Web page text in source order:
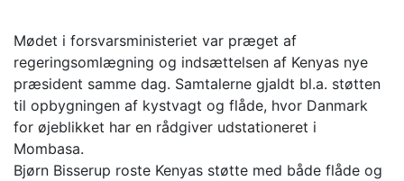
Mødet i forsvarsministeriet var præget af
regeringsomlægning og indsættelsen af Kenyas nye
præsident samme dag. Samtalerne gjaldt bl.a. støtten
til opbygningen af kystvagt og flåde, hvor Danmark
for øjeblikket har en rådgiver udstationeret i
Mombasa.
Bjørn Bisserup roste Kenyas støtte med både flåde og